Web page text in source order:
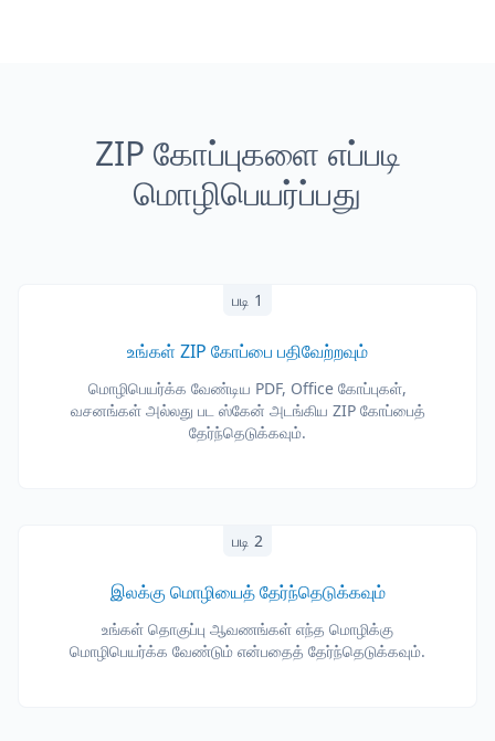
ZIP கோப்புகளை எப்படி
மொழிபெயர்ப்பது
படி 1
உங்கள் ZIP கோப்பை பதிவேற்றவும்
மொழிபெயர்க்க வேண்டிய PDF, Office கோப்புகள்,
வசனங்கள் அல்லது பட ஸ்கேன் அடங்கிய ZIP கோப்பைத்
தேர்ந்தெடுக்கவும்.
படி 2
இலக்கு மொழியைத் தேர்ந்தெடுக்கவும்
உங்கள் தொகுப்பு ஆவணங்கள் எந்த மொழிக்கு
மொழிபெயர்க்க வேண்டும் என்பதைத் தேர்ந்தெடுக்கவும்.